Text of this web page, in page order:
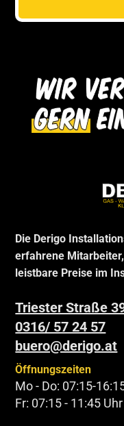
Die Derigo
erfahrene
leistbare Preise im
Triester Straße
0316/ 57 24 57
buero@derigo.at
Öffnungszeiten
Mo - Do: 07:15-
Fr: 07:15 - 11:45 Uhr